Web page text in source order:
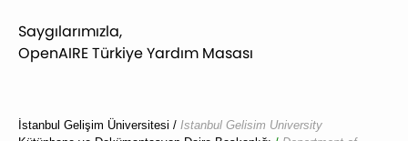
Saygılarımızla,
OpenAIRE Türkiye Yardım Masası
İstanbul Gelişim Üniversitesi / Istanbul Gelisim University